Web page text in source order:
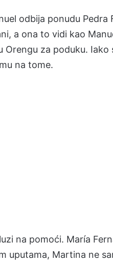
odbija ponudu Pedra
a ona to vidi kao
Orengu za poduku.
na tome.
na pomoći. María
uputama, Martina ne